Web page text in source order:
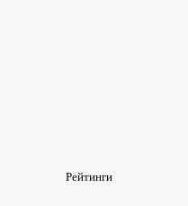
Рейтинги